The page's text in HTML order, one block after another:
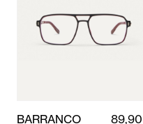
BARRANCO
89,90